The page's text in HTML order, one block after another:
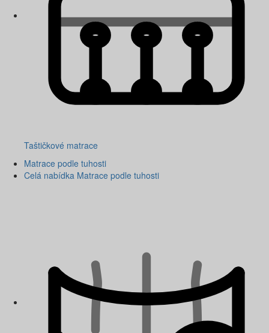
Taštičkové matrace
Matrace podle tuhosti
Celá nabídka Matrace podle tuhosti